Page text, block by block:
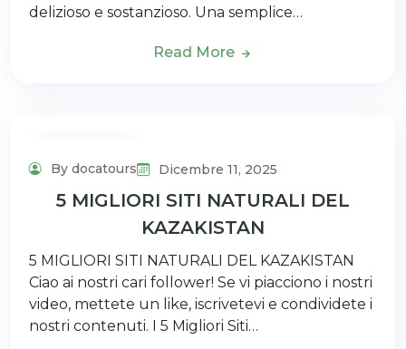
delizioso e sostanzioso. Una semplice…
Read More
By docatours Dicembre 11, 2025
5 MIGLIORI SITI NATURALI DEL
KAZAKISTAN
5 MIGLIORI SITI NATURALI DEL KAZAKISTAN
Ciao ai nostri cari follower! Se vi piacciono i nostri
video, mettete un like, iscrivetevi e condividete i
nostri contenuti. I 5 Migliori Siti…